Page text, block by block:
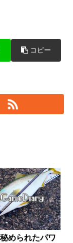
コピー
められたパワ